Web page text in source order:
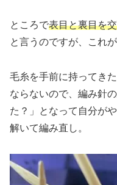
ところで表目と裏目を
と言うのですが、これ
毛糸を手前に持ってき
ならないので、編み針
た？」となって自分が
解いて編み直し。